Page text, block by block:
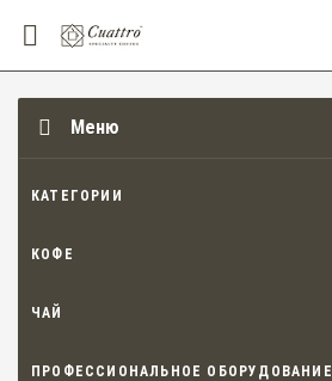
Меню
КАТЕГОРИИ
КОФЕ
ЧАЙ
ПРОФЕССИОНАЛЬНОЕ ОБОРУДОВАНИЕ